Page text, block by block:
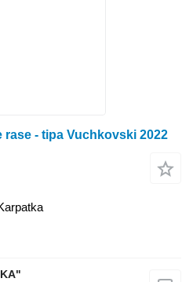
rase - tipa Vuchkovski 2022